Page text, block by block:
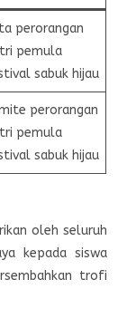
perorangan
pemula
sabuk hijau
perorangan
pemula
sabuk hijau
oleh seluruh
kepada siswa
trofi